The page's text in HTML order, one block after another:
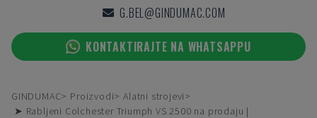
G.BEL@GINDUMAC.COM
KONTAKTIRAJTE NA WHATSAPPU
GINDUMAC Proizvodi
Alatni strojevi
➤ Rabljeni Colchester Triumph VS 2500 na prodaju |